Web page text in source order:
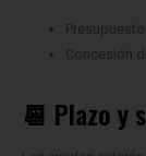
Presupuesto
Concesión
📆 Plazo y